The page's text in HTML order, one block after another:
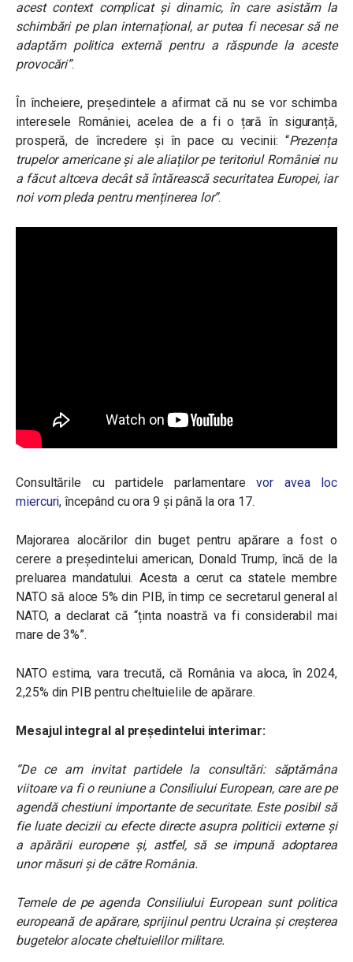
acest context complicat și dinamic, în care asistăm la
schimbări pe plan internațional, ar putea fi necesar să ne
adaptăm politica externă pentru a răspunde la aceste
provocări”.
În încheiere, președintele a afirmat că nu se vor schimba
interesele României, acelea de a fi o țară în siguranță,
prosperă, de încredere și în pace cu vecinii: “Prezența
trupelor americane și ale aliaților pe teritoriul României nu
a făcut altceva decât să întărească securitatea Europei, iar
noi vom pleda pentru menținerea lor”.
Consultările cu partidele parlamentarevor avea loc
miercuri, începând cu ora 9 și până la ora 17.
Majorarea alocărilor din buget pentru apărare a fost o
cerere a președintelui american, Donald Trump, încă de la
preluarea mandatului. Acesta a cerut ca statele membre
NATO să aloce 5% din PIB, în timp ce secretarul general al
NATO, a declarat că “ținta noastră va fi considerabil mai
mare de 3%”.
NATO estima, vara trecută, că România va aloca, în 2024,
2,25% din PIB pentru cheltuielile de apărare.
Mesajul integral al președintelui interimar:
“De ce am invitat partidele la consultări: săptămâna
viitoare va fi o reuniune a Consiliului European, care are pe
agendă chestiuni importante de securitate. Este posibil să
fie luate decizii cu efecte directe asupra politicii externe și
a apărării europene și, astfel, să se impună adoptarea
unor măsuri și de către România.
Temele de pe agenda Consiliului European sunt politica
europeană de apărare, sprijinul pentru Ucraina și creșterea
bugetelor alocate cheltuielilor militare.